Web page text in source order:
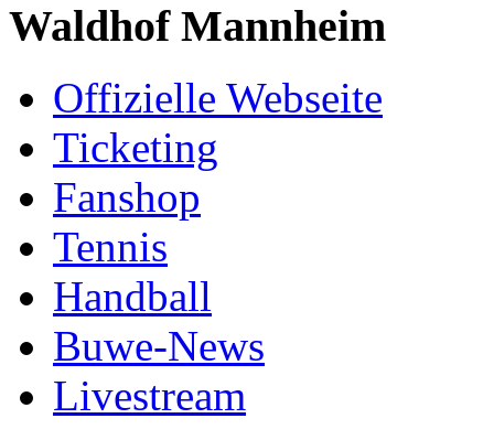
Waldhof Mannheim
Offizielle Webseite
Ticketing
Fanshop
Tennis
Handball
Buwe-News
Livestream